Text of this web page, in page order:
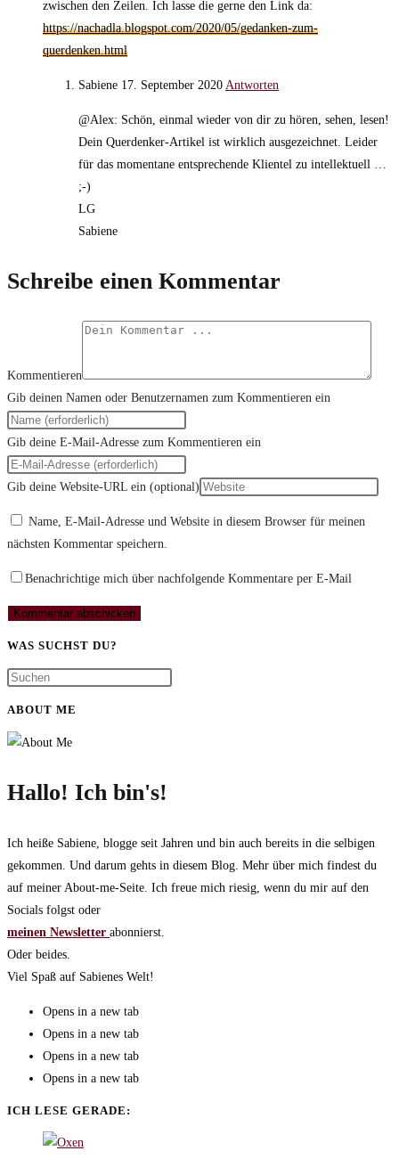
zwischen den Zeilen. Ich lasse die gerne den Link da:
https://nachadla.blogspot.com/2020/05/gedanken-zum-
querdenken.html
Sabiene 17. September 2020 Antworten
@Alex: Schön, einmal wieder von dir zu hören, sehen, lesen!
Dein Querdenker-Artikel ist wirklich ausgezeichnet. Leider
für das momentane entsprechende Klientel zu intellektuell …
;-)
LG
Sabiene
Schreibe einen Kommentar
Kommentieren
Gib deinen Namen oder Benutzernamen zum Kommentieren ein
Gib deine E-Mail-Adresse zum Kommentieren ein
Gib deine Website-URL ein (optional)
Name, E-Mail-Adresse und Website in diesem Browser für meinen
nächsten Kommentar speichern.
Benachrichtige mich über nachfolgende Kommentare per E-Mail
WAS SUCHST DU?
ABOUT ME
Hallo! Ich bin's!
Ich heiße Sabiene, blogge seit Jahren und bin auch bereits in die selbigen
gekommen. Und darum gehts in diesem Blog. Mehr über mich findest du
auf meiner About-me-Seite. Ich freue mich riesig, wenn du mir auf den
Socials folgst oder
meinen Newsletter abonnierst.
Oder beides.
Viel Spaß auf Sabienes Welt!
Opens in a new tab
Opens in a new tab
Opens in a new tab
Opens in a new tab
ICH LESE GERADE: